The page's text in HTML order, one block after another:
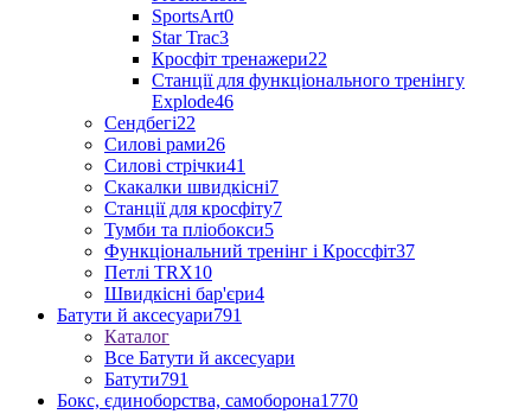
SportsArt0
Star Trac3
Кросфіт тренажери22
Станції для функціонального тренінгу
Explode46
Сендбегі22
Силові рами26
Силові стрічки41
Скакалки швидкісні7
Станції для кросфіту7
Тумби та пліобокси5
Функціональний тренінг і Кроссфіт37
Петлі TRX10
Швидкісні бар'єри4
Батути й аксесуари791
Каталог
Все Батути й аксесуари
Батути791
Бокс, єдиноборства, самоборона1770